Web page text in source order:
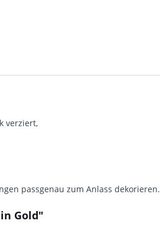
verziert,
passgenau zum Anlass dekorieren.
Gold"